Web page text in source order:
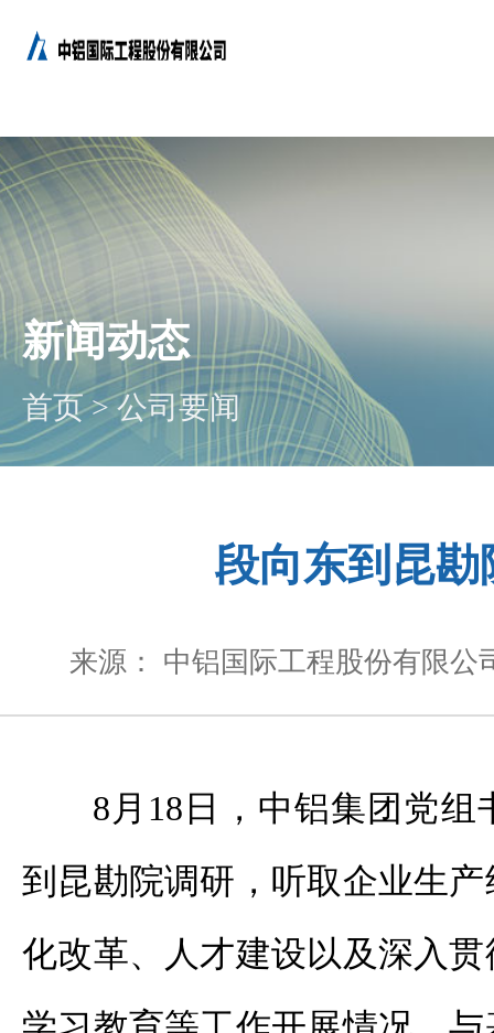
新闻动态
首页>公司要闻
段向东到昆勘
来源： 中铝国际工程股份有限公
8 月 18 日，中铝集团党
到昆勘院调研，听取企业生
化改革、人才建设以及深入